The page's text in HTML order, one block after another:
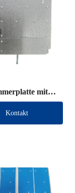
mit
Kontakt